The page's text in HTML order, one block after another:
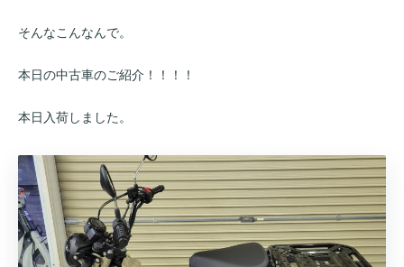
そんなこんなんで。
本日の中古車のご紹介！！！！
本日入荷しました。